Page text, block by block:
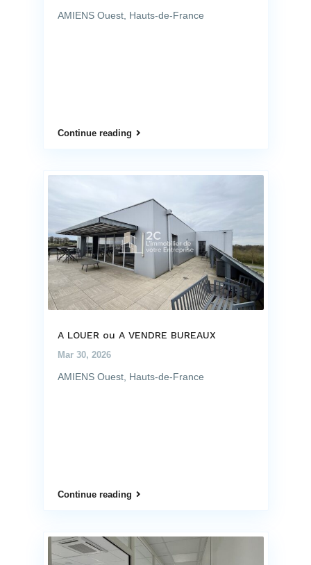
AMIENS Ouest, Hauts-de-France
Continue reading
A LOUER ou A VENDRE BUREAUX
Mar 30, 2026
AMIENS Ouest, Hauts-de-France
Continue reading